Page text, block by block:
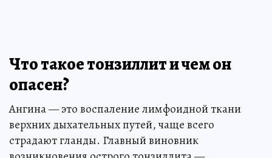
Что такое тонзиллит и чем он
опасен?
Ангина — это воспаление лимфоидной ткани
верхних дыхательных путей, чаще всего
страдают гланды. Главный виновник